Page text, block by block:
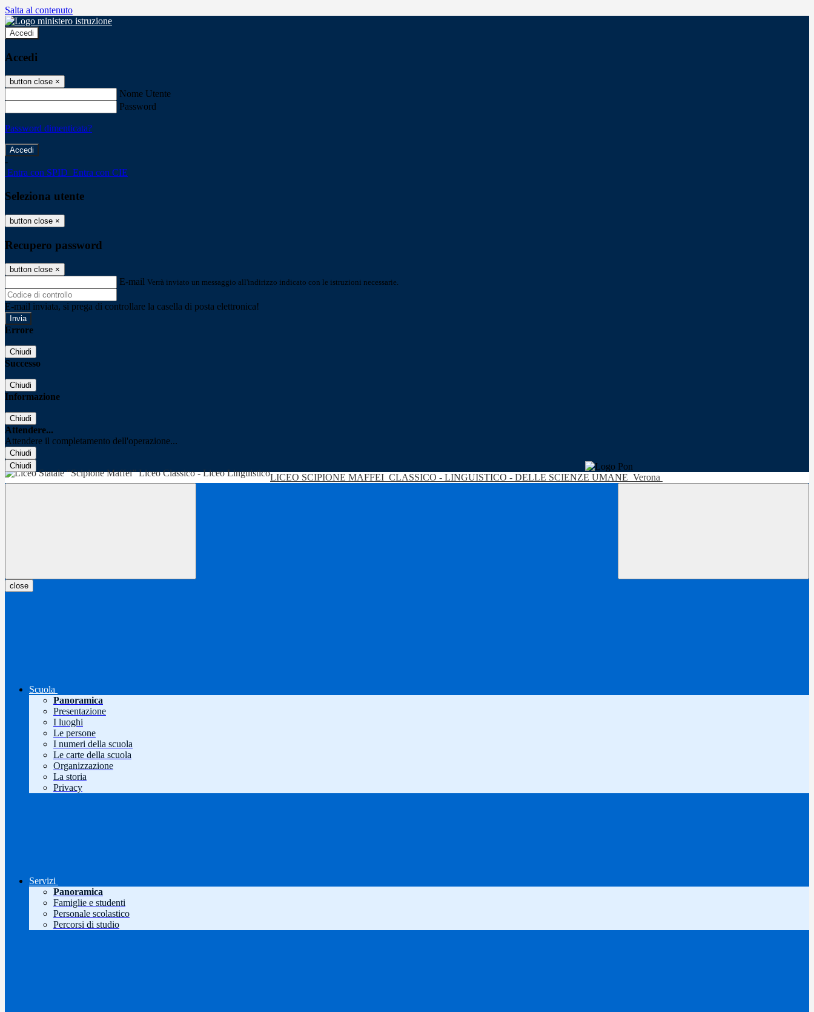
Salta al contenuto
Accedi
Accedi
button close ×
Nome Utente
Password
Password dimenticata?
-
Entra con SPID Entra con CIE
Seleziona utente
button close ×
Recupero password
button close ×
E-mail Verrà inviato un messaggio all'indirizzo indicato con le istruzioni necessarie.
E-mail inviata, si prega di controllare la casella di posta elettronica!
Errore
Chiudi
Successo
Chiudi
Informazione
Chiudi
Attendere...
Attendere il completamento dell'operazione...
Chiudi
Chiudi
LICEO SCIPIONE MAFFEI CLASSICO - LINGUISTICO - DELLE SCIENZE UMANE Verona
close
Scuola
Panoramica
Presentazione
I luoghi
Le persone
I numeri della scuola
Le carte della scuola
Organizzazione
La storia
Privacy
Servizi
Panoramica
Famiglie e studenti
Personale scolastico
Percorsi di studio